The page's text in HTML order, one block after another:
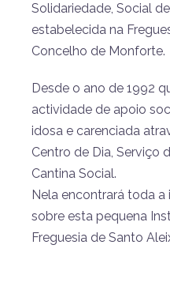
Solidariedade, Social
estabelecida na
Concelho de Monforte.
Desde o ano de 1992
actividade de apoio
idosa e carenciada
Centro de Dia, Serviço
Cantina Social.
Nela encontrará toda
sobre esta pequena
Freguesia de Santo